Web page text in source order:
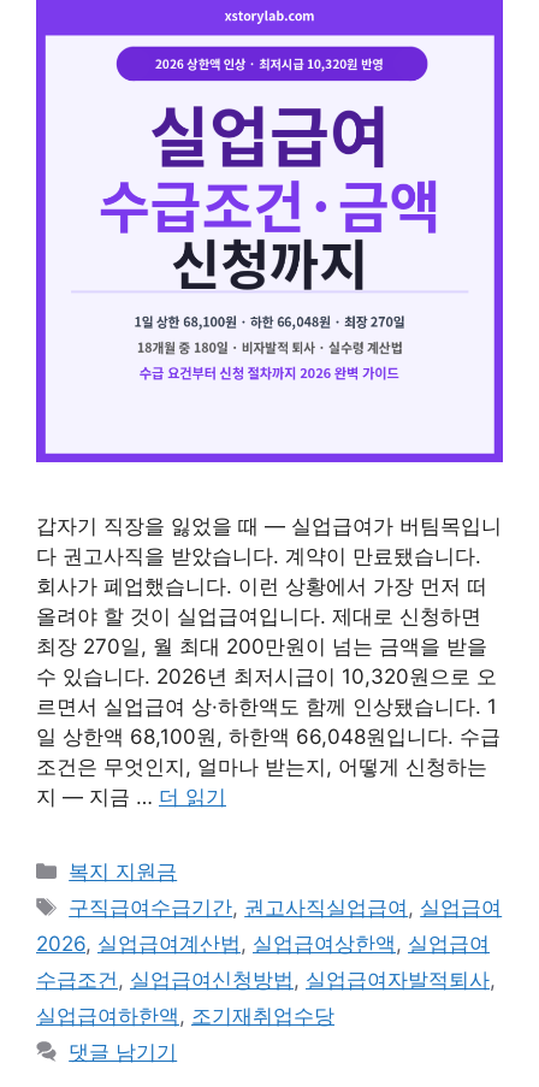
갑자기 직장을 잃었을 때 — 실업급여가 버팀목입니
다 권고사직을 받았습니다. 계약이 만료됐습니다.
회사가 폐업했습니다. 이런 상황에서 가장 먼저 떠
올려야 할 것이 실업급여입니다. 제대로 신청하면
최장 270일, 월 최대 200만원이 넘는 금액을 받을
수 있습니다. 2026년 최저시급이 10,320원으로 오
르면서 실업급여 상·하한액도 함께 인상됐습니다. 1
일 상한액 68,100원, 하한액 66,048원입니다. 수급
조건은 무엇인지, 얼마나 받는지, 어떻게 신청하는
지 — 지금 … 더 읽기
카
테
고
리
복지 지원금
태
그
구직급여수급기간, 권고사직실업급여 , 실업급여
2026, 실업급여계산법 , 실업급여상한액 , 실업급여
수급조건 , 실업급여신청방법 , 실업급여자발적퇴사,
실업급여하한액 , 조기재취업수당
댓글 남기기